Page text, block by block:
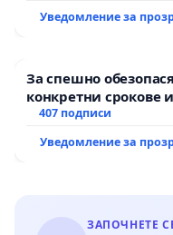
Уведомление за
За спешно
конкретни срокове
рехабилитация на
Мирово - к.к. Момин
407 подписи
Уведомление за
ЗАПОЧНЕТЕ